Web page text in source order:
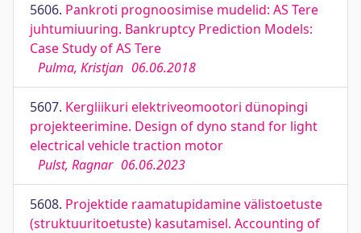
5606. Pankroti prognoosimise mudelid: AS Tere
juhtumiuuring. Bankruptcy Prediction Models:
Case Study of AS Tere
Pulma, Kristjan 06.06.2018
5607. Kergliikuri elektriveomootori dünopingi
projekteerimine. Design of dyno stand for light
electrical vehicle traction motor
Pulst, Ragnar 06.06.2023
5608. Projektide raamatupidamine välistoetuste
(struktuuritoetuste) kasutamisel. Accounting of